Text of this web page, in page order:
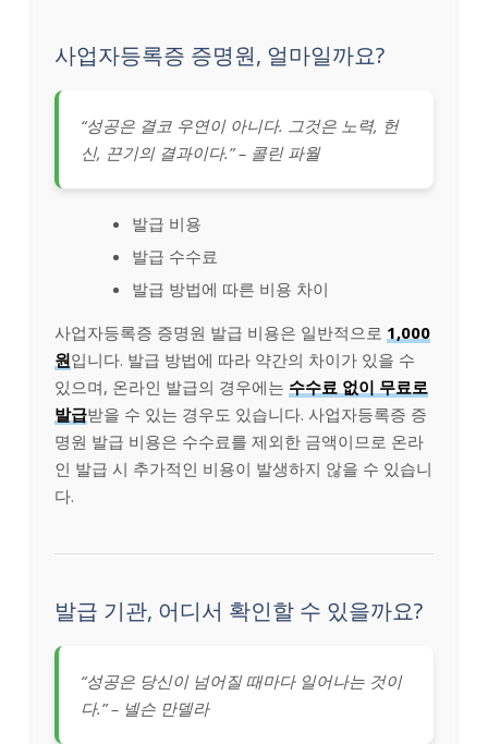
사업자등록증 증명원, 얼마일까요?
“성공은 결코 우연이 아니다. 그것은 노력, 헌
신, 끈기의 결과이다.” – 콜린 파월
발급 비용
발급 수수료
발급 방법에 따른 비용 차이
사업자등록증 증명원 발급 비용은 일반적으로 1,000
원입니다. 발급 방법에 따라 약간의 차이가 있을 수
있으며, 온라인 발급의 경우에는 수수료 없이 무료로
발급받을 수 있는 경우도 있습니다. 사업자등록증 증
명원 발급 비용은 수수료를 제외한 금액이므로 온라
인 발급 시 추가적인 비용이 발생하지 않을 수 있습니
다.
발급 기관, 어디서 확인할 수 있을까요?
“성공은 당신이 넘어질 때마다 일어나는 것이
다.” – 넬슨 만델라